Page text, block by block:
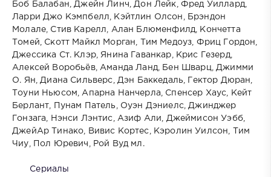
Боб Балабан, Джейн Линч, Дон Лейк, Фред Уиллард,
Ларри Джо Кэмпбелл, Кэйтлин Олсон, Брэндон
Молале, Стив Карелл, Алан Блюменфилд, Кончетта
Томей, Скотт Майкл Морган, Тим Медоуз, Фриц Гордон,
Джессика Ст. Клэр, Янина Гаванкар, Крис Гезерд,
Алексей Воробьёв, Аманда Ланд, Бен Шварц, Джимми
О. Ян, Диана Сильверс, Дэн Баккедаль, Гектор Дюран,
Тоуни Ньюсом, Апарна Нанчерла, Спенсер Хаус, Кейт
Берлант, Пунам Патель, Оуэн Дэниелс, Джинджер
Гонзага, Нэнси Лэнтис, Азиф Али, Джеймисон Уэбб,
ДжейАр Тинако, Вивис Кортес, Кэролин Уилсон, Тим
Чиу, Пол Юревич, Рой Вуд мл.
Сериалы